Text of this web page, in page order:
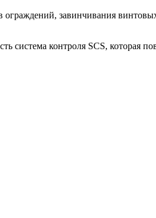
завинчивания
система контроля SCS, которая